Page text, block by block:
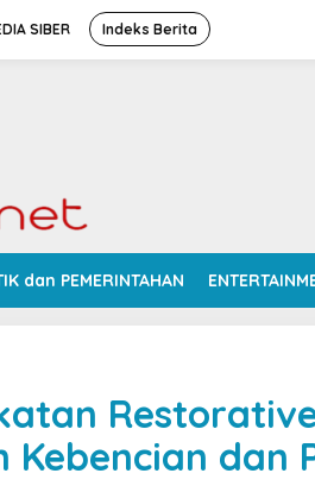
SIBER Indeks Berita
dan PEMERINTAHAN
Kebencian dan